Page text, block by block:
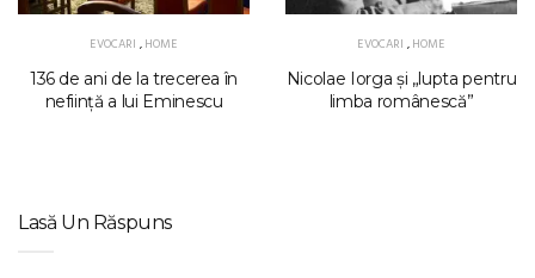
EVOCARI ,HOME
136 de ani de la trecerea în
neființă a lui Eminescu
EVOCARI ,HOME
Nicolae Iorga și „lupta pentru
limba românescă”
Lasă Un Răspuns